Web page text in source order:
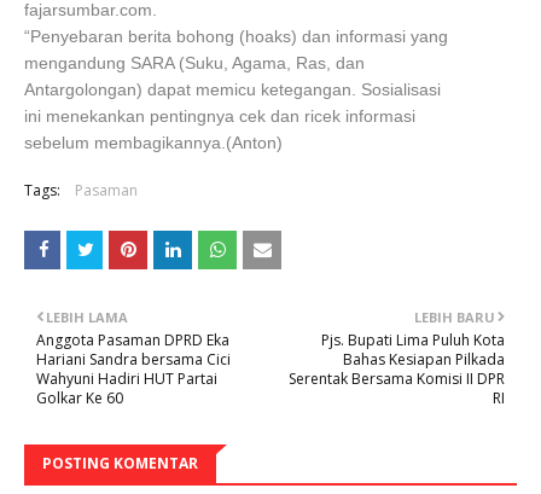
fajarsumbar.com.
“Penyebaran berita bohong (hoaks) dan informasi yang
mengandung SARA (Suku, Agama, Ras, dan
Antargolongan) dapat memicu ketegangan. Sosialisasi
ini menekankan pentingnya cek dan ricek informasi
sebelum membagikannya.(Anton)
Tags: Pasaman
LEBIH BARU
Pjs. Bupati Lima Puluh Kota
Bahas Kesiapan Pilkada
Serentak Bersama Komisi II DPR
RI
LEBIH LAMA
Anggota Pasaman DPRD Eka
Hariani Sandra bersama Cici
Wahyuni Hadiri HUT Partai
Golkar Ke 60
POSTING KOMENTAR